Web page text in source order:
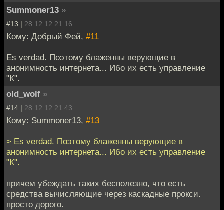
Summoner13 »
#13 | 28.12.12 21:16
Кому: Добрый Фей, #11
Es verdad. Поэтому блаженны верующие в
анонимность интернета... Ибо их есть управление
"К".
old_wolf »
#14 | 28.12.12 21:43
Кому: Summoner13, #13
> Es verdad. Поэтому блаженны верующие в
анонимность интернета... Ибо их есть управление
"К".
причем убеждать таких бесполезно, что есть
средства вычисляющие через каскадные прокси.
просто дорого.